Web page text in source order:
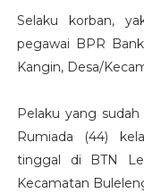
Selaku korban,
pegawai BPR
Kangin, Desa/
Pelaku yang
Rumiada (44)
tinggal di BTN
Kecamatan